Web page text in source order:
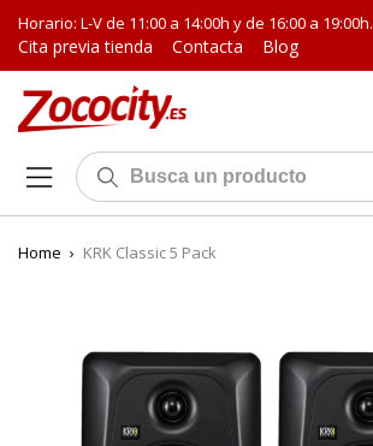
Horario: L-V de 11:00 a 14:00h y de 16:00 a 19:00h.
Cita previa tienda Contacta Blog
Home › KRK Classic 5 Pack